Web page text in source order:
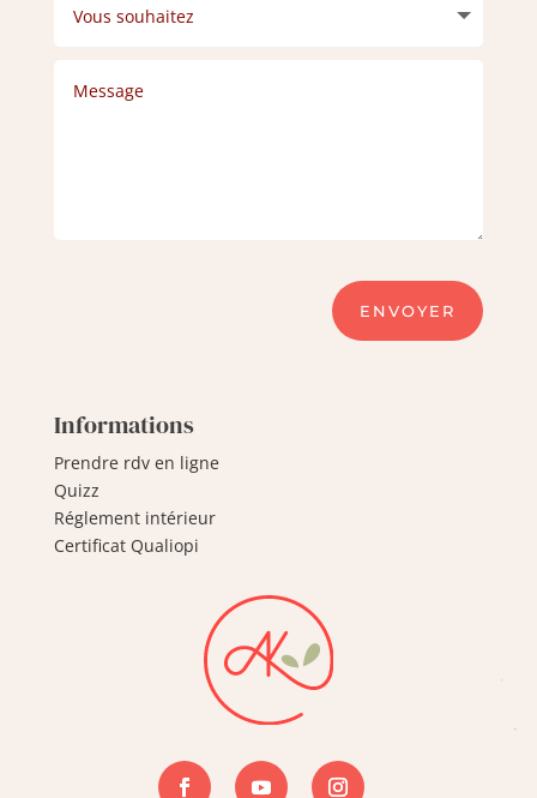
ENVOYER
Informations
Prendre rdv en ligne
Quizz
Réglement intérieur
Certificat Qualiopi